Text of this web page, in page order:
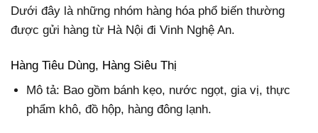
Dưới đây là những nhóm hàng hóa phổ biến thường
được gửi hàng từ Hà Nội đi Vinh Nghệ An.
Hàng Tiêu Dùng, Hàng Siêu Thị
Mô tả: Bao gồm bánh kẹo, nước ngọt, gia vị, thực
phẩm khô, đồ hộp, hàng đông lạnh.